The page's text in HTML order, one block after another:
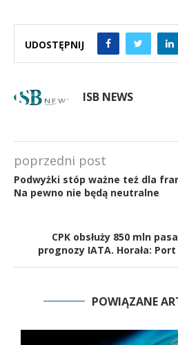
UDOSTĘPNIJ
ISB NEWS
poprzedni post
Podwyżki stóp ważne też dla
Na pewno nie będą neutralne
CPK obsłuży 850 mln
prognozy IATA. Horała:
POWIĄZANE